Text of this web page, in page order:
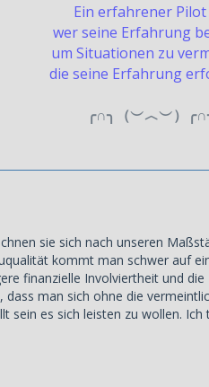
Ein erfahrener Pilot
wer seine Erfahrung
um Situationen zu
die seine Erfahrung
╭∩╮（︶︿︶）
sie sich nach unseren
kommt man schwer auf
finanzielle Involviertheit und
man sich ohne die
sein es sich leisten zu wollen.